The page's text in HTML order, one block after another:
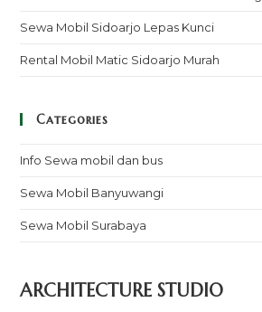
Sewa Mobil Sidoarjo Lepas Kunci
Rental Mobil Matic Sidoarjo Murah
Categories
Info Sewa mobil dan bus
Sewa Mobil Banyuwangi
Sewa Mobil Surabaya
ARCHITECTURE STUDIO